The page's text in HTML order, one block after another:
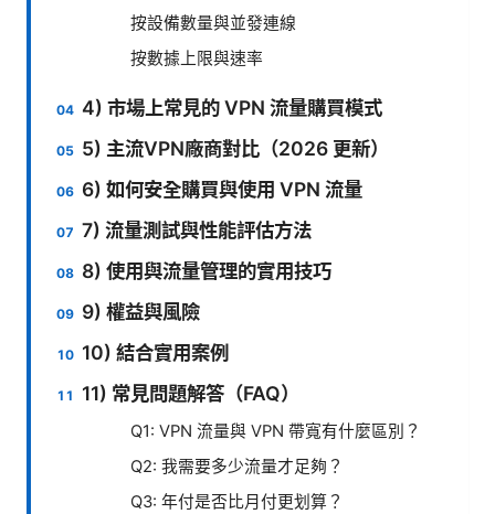
按設備數量與並發連線
按數據上限與速率
4) 市場上常見的 VPN 流量購買模式
5) 主流VPN廠商對比（2026 更新）
6) 如何安全購買與使用 VPN 流量
7) 流量測試與性能評估方法
8) 使用與流量管理的實用技巧
9) 權益與風險
10) 結合實用案例
11) 常見問題解答（FAQ）
Q1: VPN 流量與 VPN 帶寬有什麼區別？
Q2: 我需要多少流量才足夠？
Q3: 年付是否比月付更划算？